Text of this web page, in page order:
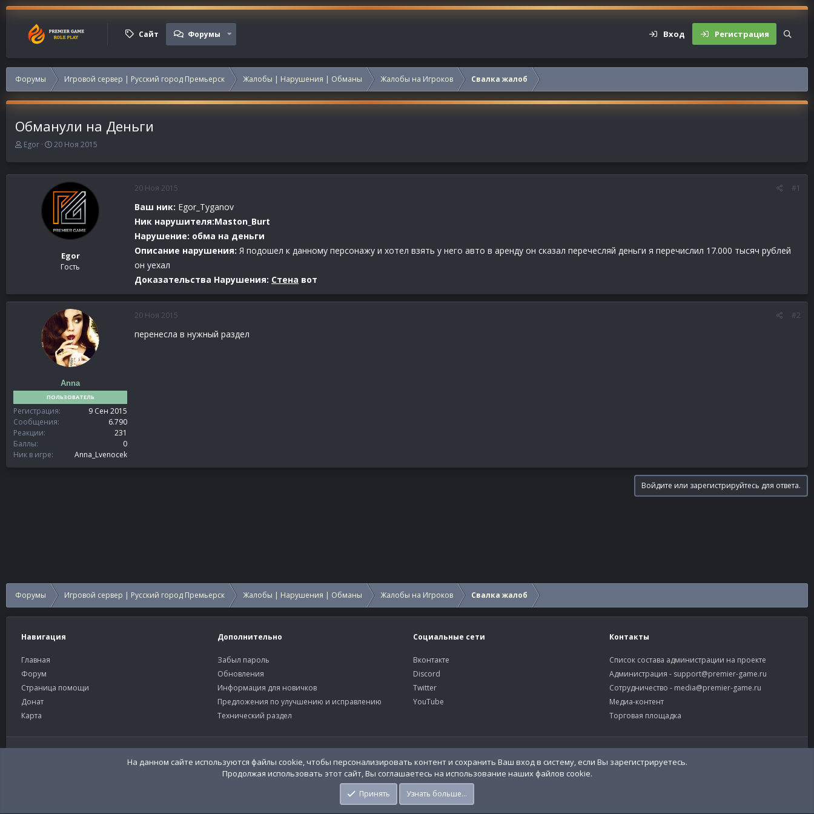
Сайт Форумы Вход Регистрация
Форумы Игровой сервер | Русский город Премьерск Жалобы | Нарушения | Обманы Жалобы на Игроков Свалка жалоб
Обманули на Деньги
А
т
о
Egor
Д
т
а
н
а
л
20 Ноя 2015
Egor
Гость
20 Ноя 2015 #1
Ваш ник: Egor_Tyganov
Ник нарушителя:Maston_Burt
Нарушение: обма на деньги
Описание нарушения: Я подошел к данному персонажу и хотел взять у него авто в аренду он сказал перечесляй деньги я перечислил 17.000 тысяч рублей
он уехал
Доказательства Нарушения: Стена вот
Anna
ПОЛЬЗОВАТЕЛЬ
Регистрация
9 Сен 2015
Сообщения
6.790
Реакции
231
Баллы
0
Ник в игре
Anna_Lvenocek
20 Ноя 2015 #2
перенесла в нужный раздел
Войдите или зарегистрируйтесь для ответа.
Форумы Игровой сервер | Русский город Премьерск Жалобы | Нарушения | Обманы Жалобы на Игроков Свалка жалоб
Навигация
Главная
Форум
Страница помощи
Донат
Карта
Дополнительно
Забыл пароль
Обновления
Информация для новичков
Предложения по улучшению и исправлению
Технический раздел
Социальные сети
Вконтакте
Discord
Twitter
YouTube
Контакты
Список состава администрации на проекте
Администрация - support@premier-game.ru
Сотрудничество - media@premier-game.ru
Медиа-контент
Торговая площадка
Russian (RU) Условия и правила Политика конфиденциальности
На данном сайте используются файлы cookie, чтобы персонализировать контент и сохранить Ваш вход в систему, если Вы зарегистрируетесь.
Продолжая использовать этот сайт, Вы соглашаетесь на использование наших файлов cookie.
Принять Узнать больше…